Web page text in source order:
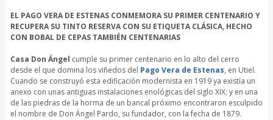
EL PAGO VERA DE ESTENAS CONMEMORA SU PRIMER CENTENARIO Y
RECUPERA SU TINTO RESERVA CON SU ETIQUETA CLÁSICA, HECHO
CON BOBAL DE CEPAS TAMBIÉN CENTENARIAS
Casa Don Ángel cumple su primer centenario en lo alto del cerro
desde el que domina los viñedos del Pago Vera de Estenas, en Utiel.
Cuando se construyó esta edificación modernista en 1919 ya existía un
anexo con unas antiguas instalaciones enológicas del siglo XIX; y en una
de las piedras de la horma de un bancal próximo encontraron esculpido
el nombre de Don Ángel Pardo, su fundador, con la fecha de 1879.